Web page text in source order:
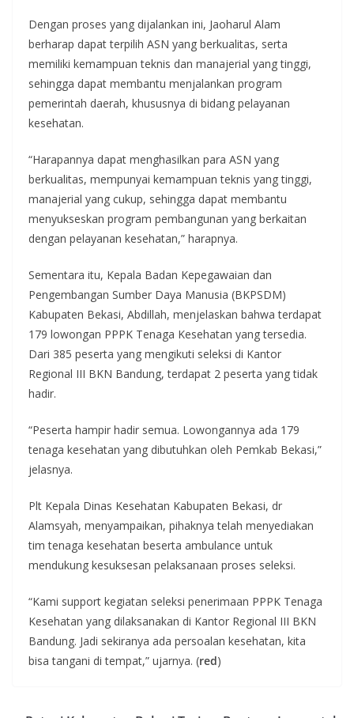
Dengan proses yang dijalankan ini, Jaoharul Alam
berharap dapat terpilih ASN yang berkualitas, serta
memiliki kemampuan teknis dan manajerial yang tinggi,
sehingga dapat membantu menjalankan program
pemerintah daerah, khususnya di bidang pelayanan
kesehatan.
“Harapannya dapat menghasilkan para ASN yang
berkualitas, mempunyai kemampuan teknis yang tinggi,
manajerial yang cukup, sehingga dapat membantu
menyukseskan program pembangunan yang berkaitan
dengan pelayanan kesehatan,” harapnya.
Sementara itu, Kepala Badan Kepegawaian dan
Pengembangan Sumber Daya Manusia (BKPSDM)
Kabupaten Bekasi, Abdillah, menjelaskan bahwa terdapat
179 lowongan PPPK Tenaga Kesehatan yang tersedia.
Dari 385 peserta yang mengikuti seleksi di Kantor
Regional III BKN Bandung, terdapat 2 peserta yang tidak
hadir.
“Peserta hampir hadir semua. Lowongannya ada 179
tenaga kesehatan yang dibutuhkan oleh Pemkab Bekasi,”
jelasnya.
Plt Kepala Dinas Kesehatan Kabupaten Bekasi, dr
Alamsyah, menyampaikan, pihaknya telah menyediakan
tim tenaga kesehatan beserta ambulance untuk
mendukung kesuksesan pelaksanaan proses seleksi.
“Kami support kegiatan seleksi penerimaan PPPK Tenaga
Kesehatan yang dilaksanakan di Kantor Regional III BKN
Bandung. Jadi sekiranya ada persoalan kesehatan, kita
bisa tangani di tempat,” ujarnya. (red)